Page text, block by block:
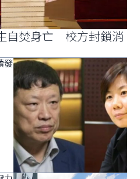
自焚身亡 校方封鎖消
發